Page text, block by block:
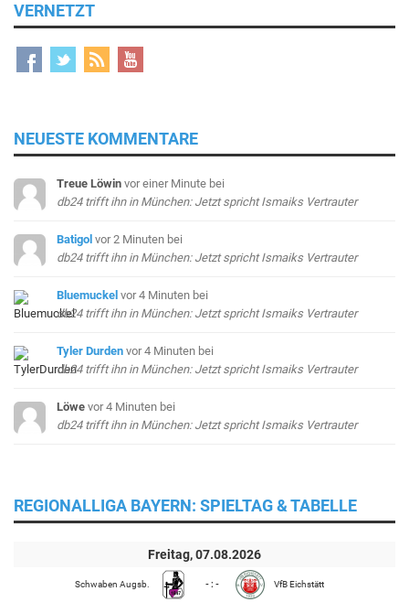
VERNETZT
NEUESTE KOMMENTARE
Treue Löwin vor einer Minute bei
db24 trifft ihn in München: Jetzt spricht Ismaiks Vertrauter
Batigol vor 2 Minuten bei
db24 trifft ihn in München: Jetzt spricht Ismaiks Vertrauter
Bluemuckel vor 4 Minuten bei
db24 trifft ihn in München: Jetzt spricht Ismaiks Vertrauter
Tyler Durden vor 4 Minuten bei
db24 trifft ihn in München: Jetzt spricht Ismaiks Vertrauter
Löwe vor 4 Minuten bei
db24 trifft ihn in München: Jetzt spricht Ismaiks Vertrauter
REGIONALLIGA BAYERN: SPIELTAG & TABELLE
Freitag, 07.08.2026
Schwaben Augsb. - : - VfB Eichstätt